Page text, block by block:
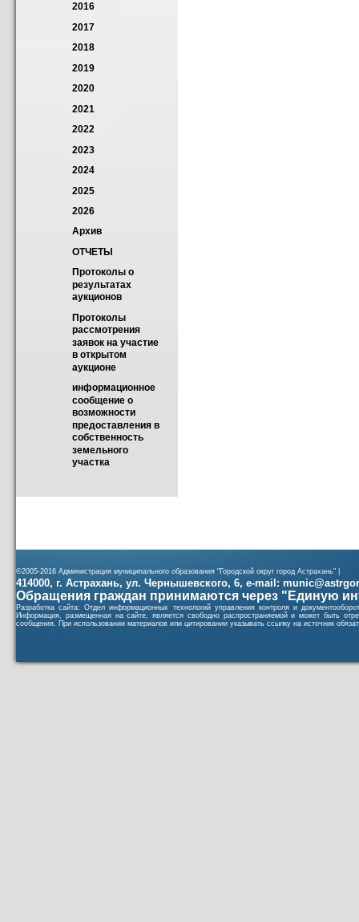
2016
2017
2018
2019
2020
2021
2022
2023
2024
2025
2026
Архив
ОТЧЕТЫ
Протоколы о
результатах
аукционов
Протоколы
рассмотрения
заявок на участие
в открытом
аукционе
информационное
сообщение о
возможности
предоставления в
собственность
земельного
участка
©2005-2016 Администрация муниципального образования "Городской округ город Астрахань" |
414000, г. Астрахань, ул. Чернышевского, 6, e-mail:
Обращения граждан принимаются через "Единую
Разработка сайта: Отдел информационных технологий управления контроля и
Информация, размещенная на сайте, является свободно распространяемой и может быть
сообщения. При использовании материалов или цитировании указывать ссылку на источник